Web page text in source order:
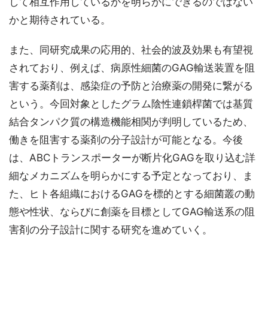
かと期待されている。
また、同研究成果の応用的、社会的波及効果も有望視
されており、例えば、病原性細菌のGAG輸送装置を阻
害する薬剤は、感染症の予防と治療薬の開発に繋がる
という。今回対象としたグラム陰性連鎖桿菌では基質
結合タンパク質の構造機能相関が判明しているため、
働きを阻害する薬剤の分子設計が可能となる。今後
は、ABCトランスポーターが断片化GAGを取り込む詳
細なメカニズムを明らかにする予定となっており、ま
た、ヒト各組織におけるGAGを標的とする細菌叢の動
態や性状、ならびに創薬を目標としてGAG輸送系の阻
害剤の分子設計に関する研究を進めていく。